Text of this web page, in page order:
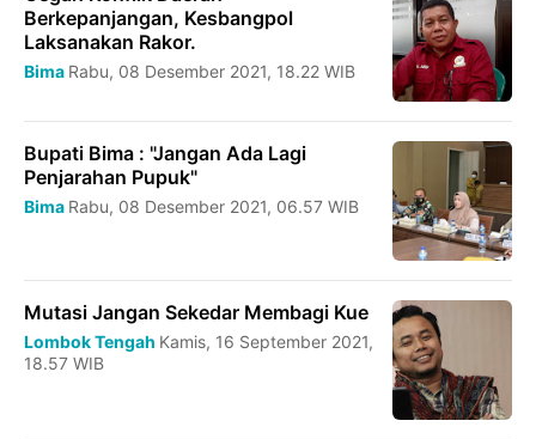
Berkepanjangan, Kesbangpol
Laksanakan Rakor.
Bima Rabu, 08 Desember 2021, 18.22 WIB
Bupati Bima : "Jangan Ada Lagi
Penjarahan Pupuk"
Bima Rabu, 08 Desember 2021, 06.57 WIB
Mutasi Jangan Sekedar Membagi Kue
Lombok Tengah Kamis, 16 September 2021,
18.57 WIB